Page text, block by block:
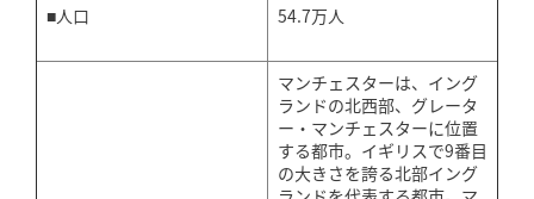
■人口 54.7万人
マンチェスターは、イング
ランドの北西部、グレータ
ー・マンチェスターに位置
する都市。イギリスで9番目
の大きさを誇る北部イング